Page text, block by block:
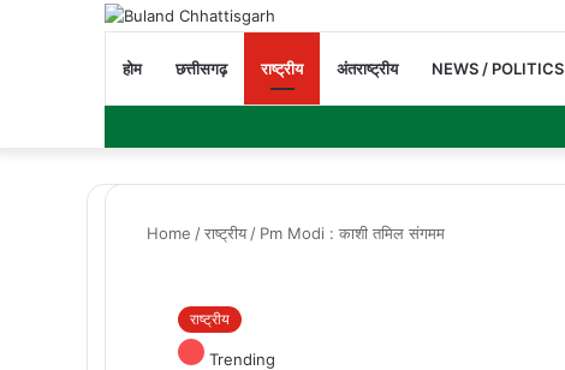
होम छत्तीसगढ़ राष्ट्रीय अंतराष्ट्रीय NEWS / POLITICS
Home /राष्ट्रीय / Pm Modi : काशी तमिल संगमम
राष्ट्रीय
Trending